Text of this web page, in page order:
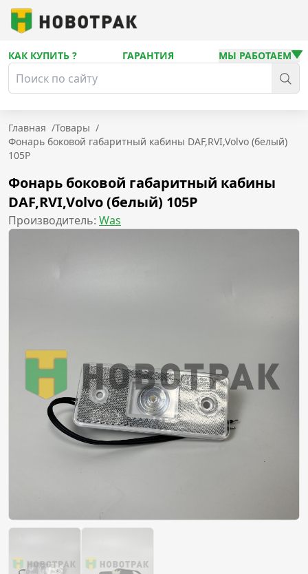
КАК КУПИТЬ ? ГАРАНТИЯ МЫ РАБОТАЕМ
Главная /Товары /
Фонарь боковой габаритный кабины DAF,RVI,Volvo (белый)
105P
Фонарь боковой габаритный кабины
DAF,RVI,Volvo (белый) 105P
Производитель: Was